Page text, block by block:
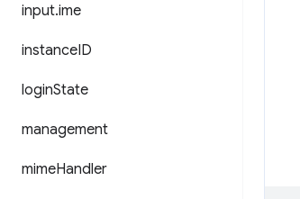
input.ime
instanceID
loginState
management
mimeHandler